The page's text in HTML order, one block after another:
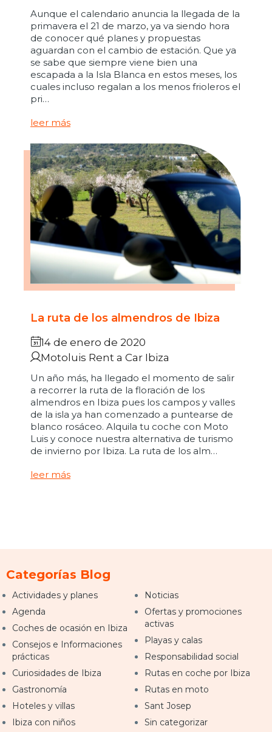
Aunque el calendario anuncia la llegada de la
primavera el 21 de marzo, ya va siendo hora
de conocer qué planes y propuestas
aguardan con el cambio de estación. Que ya
se sabe que siempre viene bien una
escapada a la Isla Blanca en estos meses, los
cuales incluso regalan a los menos frioleros el
pri…
leer más
La ruta de los almendros de Ibiza
14 de enero de 2020
Motoluis Rent a Car Ibiza
Un año más, ha llegado el momento de salir
a recorrer la ruta de la floración de los
almendros en Ibiza pues los campos y valles
de la isla ya han comenzado a puntearse de
blanco rosáceo. Alquila tu coche con Moto
Luis y conoce nuestra alternativa de turismo
de invierno por Ibiza. La ruta de los alm…
leer más
Categorías Blog
Actividades y planes
Agenda
Coches de ocasión en Ibiza
Consejos e Informaciones
prácticas
Curiosidades de Ibiza
Gastronomía
Hoteles y villas
Ibiza con niños
Noticias
Ofertas y promociones
activas
Playas y calas
Responsabilidad social
Rutas en coche por Ibiza
Rutas en moto
Sant Josep
Sin categorizar